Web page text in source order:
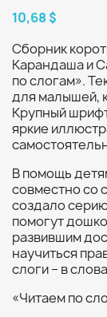
10,68 $
Сборник
Карандаша и
по слогам».
для малышей,
Крупный
яркие
В помощь
совместно со
создало
помогут
развившим
научиться
слоги – в
«Читаем по